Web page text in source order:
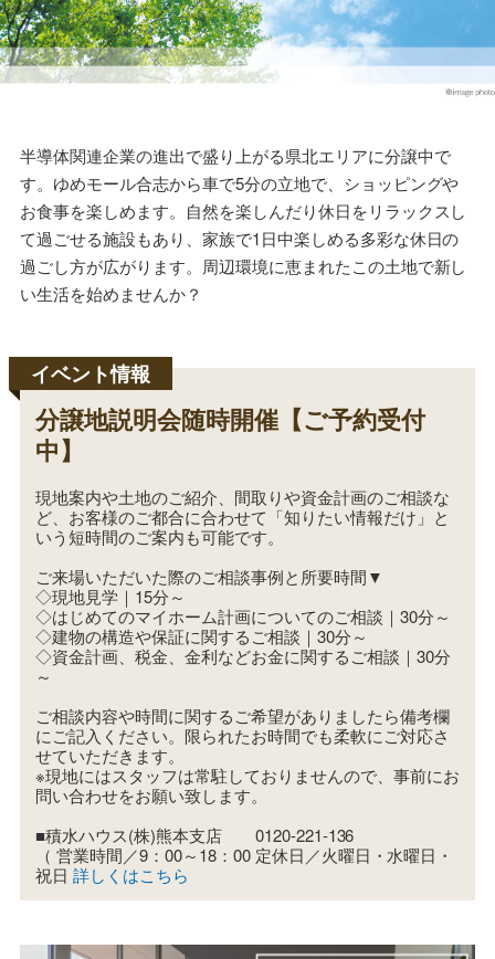
半導体関連企業の進出で盛り上がる県北エリアに分譲中で
す。ゆめモール合志から車で5分の立地で、ショッピングや
お食事を楽しめます。自然を楽しんだり休日をリラックスし
て過ごせる施設もあり、家族で1日中楽しめる多彩な休日の
過ごし方が広がります。周辺環境に恵まれたこの土地で新し
い生活を始めませんか？
分譲地説明会随時開催【ご予約受付
中】
現地案内や土地のご紹介、間取りや資金計画のご相談な
ど、お客様のご都合に合わせて「知りたい情報だけ」と
いう短時間のご案内も可能です。
ご来場いただいた際のご相談事例と所要時間▼
◇現地見学｜15分～
◇はじめてのマイホーム計画についてのご相談｜30分～
◇建物の構造や保証に関するご相談｜30分～
◇資金計画、税金、金利などお金に関するご相談｜30分
～
ご相談内容や時間に関するご希望がありましたら備考欄
にご記入ください。限られたお時間でも柔軟にご対応さ
せていただきます。
※現地にはスタッフは常駐しておりませんので、事前にお
問い合わせをお願い致します。
■積水ハウス(株)熊本支店 0120-221-136
（ 営業時間／9：00～18：00 定休日／火曜日・水曜日・
祝日 詳しくはこちら